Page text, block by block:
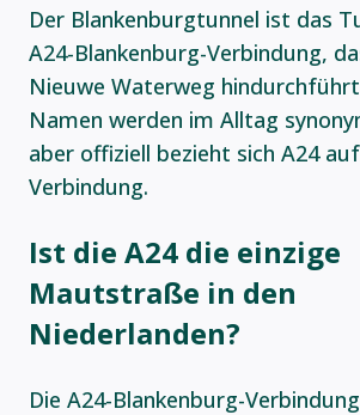
Der Blankenburgtunnel ist das
A24-Blankenburg-Verbindung,
Nieuwe Waterweg
Namen werden im Alltag
aber offiziell bezieht sich A24
Verbindung.
Ist die A24 die einzige
Mautstraße in den
Niederlanden?
Die A24-Blankenburg-